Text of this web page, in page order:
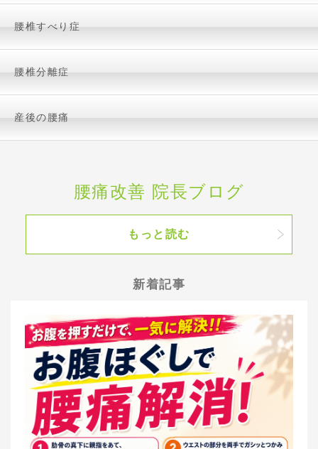
腰椎すべり症
腰椎分離症
産後の腰痛
腰痛改善 院長ブログ
もっと読む
新着記事